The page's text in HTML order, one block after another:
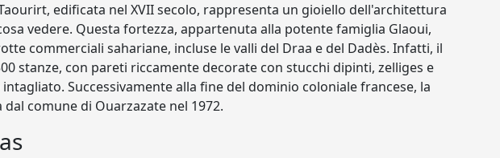
edificata nel XVII secolo, rappresenta un gioiello dell'architettura
vedere. Questa fortezza, appartenuta alla potente famiglia Glaoui,
commerciali sahariane, incluse le valli del Draa e del Dadès. Infatti, il
stanze, con pareti riccamente decorate con stucchi dipinti, zelliges e
Successivamente alla fine del dominio coloniale francese, la
comune di Ouarzazate nel 1972.